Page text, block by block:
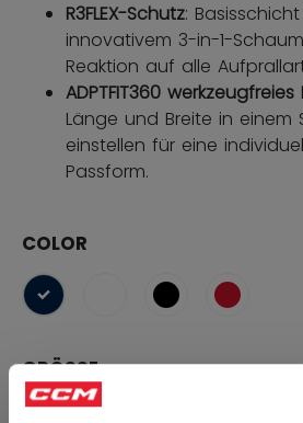
R3FLEX-Schutz:
innovativem 3-in-1-
Reaktion auf alle
ADPTFIT360
Länge und Breite in einem
einstellen für eine
Passform.
COLOR
ausgewählt
GRÖSSE